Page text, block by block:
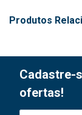
Produtos
Cadastre-
ofertas!